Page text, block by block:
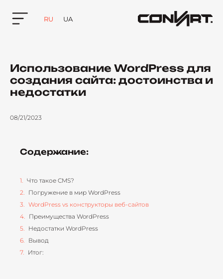
RU UA
Использование WordPress для
создания сайта: достоинства и
недостатки
08/21/2023
Содержание:
Что такое CMS?
Погружение в мир WordPress
WordPress vs конструкторы веб-сайтов
Преимущества WordPress
Недостатки WordPress
Вывод
Итог: